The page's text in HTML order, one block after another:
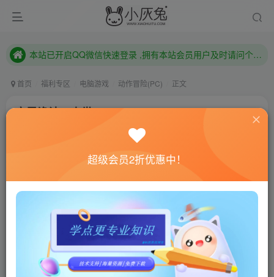
本站已开启QQ微信快速登录 ,拥有本站会员用户及时请问个人中心绑定！
本站已开启QQ微信快速登录 ,拥有本站会员用户及时请问个人中心绑定！
首页 福利专区 电脑游戏 动作冒险(PC) 正文
亡灵诡计：来世/Death\’s Gambit: Afterlife
联网教程： 内附教程
单机教程： 内附教程
不懂的话联系客服！！！
本站的资源转载自国内外各大媒体和网络，仅供试玩体
验。如果您喜欢该游戏内容，请支持正版 →→→正版购买
游戏介绍
超级会员2折优惠中！